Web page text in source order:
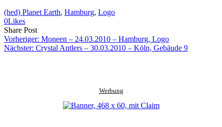
(hed) Planet Earth, Hamburg, Logo
0Likes
Share PostShare
on
Facebook
Copy
URL
to
Send
Link
via
Vorheriger: Moneen – 24.03.2010 – Hamburg, Logo
Nächster: Crystal Antlers – 30.03.2010 – Köln, Gebäude 9
Werbung